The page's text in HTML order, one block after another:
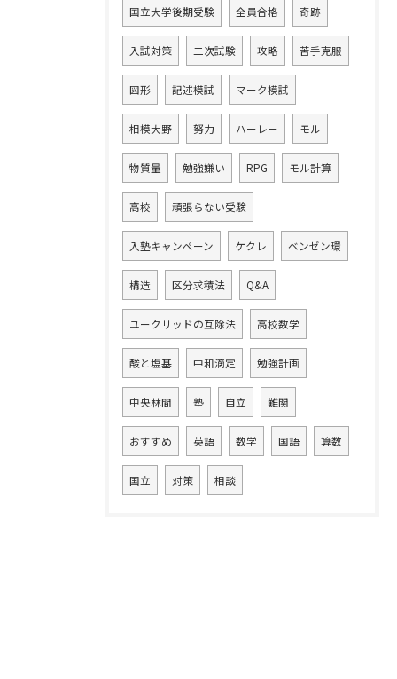
国立大学後期受験 全員合格 奇跡
入試対策 二次試験 攻略 苦手克服
図形 記述模試 マーク模試
相模大野 努力 ハーレー モル
物質量 勉強嫌い RPG モル計算
高校 頑張らない受験
入塾キャンペーン ケクレ ベンゼン環
構造 区分求積法 Q&A
ユークリッドの互除法 高校数学
酸と塩基 中和滴定 勉強計画
中央林間 塾 自立 難関
おすすめ 英語 数学 国語 算数
国立 対策 相談